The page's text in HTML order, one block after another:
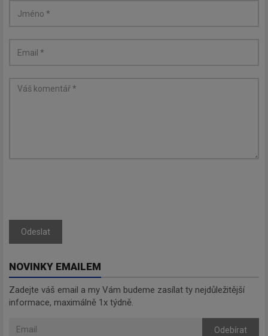
Odeslat
NOVINKY EMAILEM
Zadejte váš email a my Vám budeme zasílat ty nejdůležitější
informace, maximálně 1x týdně.
Odebírat
budeme zasílat ty nejdůležitější
Odebírat